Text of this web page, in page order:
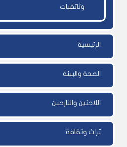
وثائقيات
الرئيسية
الصحة والبيئة
اللاجئين والنازحين
تراث وثقافة